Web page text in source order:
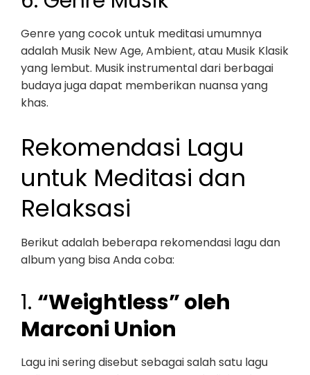
Genre yang cocok untuk meditasi umumnya
adalah Musik New Age, Ambient, atau Musik Klasik
yang lembut. Musik instrumental dari berbagai
budaya juga dapat memberikan nuansa yang
khas.
Rekomendasi Lagu
untuk Meditasi dan
Relaksasi
Berikut adalah beberapa rekomendasi lagu dan
album yang bisa Anda coba:
1. “Weightless” oleh
Marconi Union
Lagu ini sering disebut sebagai salah satu lagu